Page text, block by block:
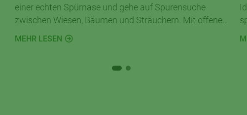
einer echten Spürnase und gehe auf Spurensuche
zwischen Wiesen, Bäumen und Sträuchern. Mit offenen
Augen und ein wenig Neugier gibt es draußen in der
Natur jede Menge Spannendes zu entdecken.
MEHR LESEN